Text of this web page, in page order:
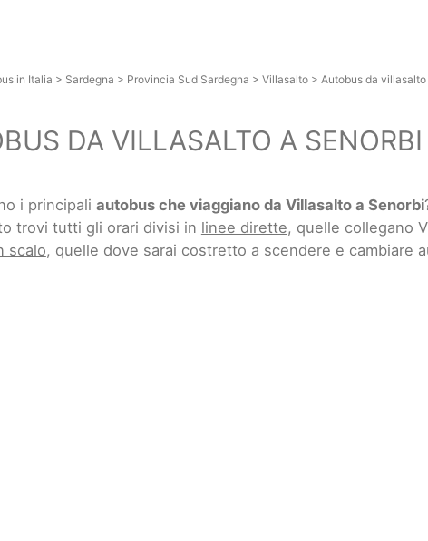
in Italia > Sardegna > Provincia Sud Sardegna > Villasalto> Autobus da villasalto
DA VILLASALTO A SENORBI
i principali autobus che viaggiano da Villasalto a Senorbi
trovi tutti gli orari divisi in linee dirette, quelle collegano
scalo, quelle dove sarai costretto a scendere e cambiare